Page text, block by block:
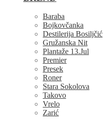
Baraba
Bojkovčanka
Destilerija Bosiljčić
Gružanska Nit
Plantaže 13.Jul
Premier
Presek
Roner
Stara Sokolova
Takovo
Vrelo
Zarić